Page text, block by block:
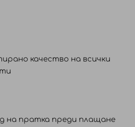
качество на всички
на пратка преди плащане